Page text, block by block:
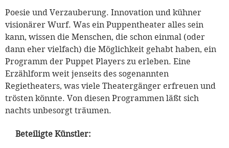
Poesie und Verzauberung. Innovation und kühner
visionärer Wurf. Was ein Puppentheater alles sein
kann, wissen die Menschen, die schon einmal (oder
dann eher vielfach) die Möglichkeit gehabt haben, ein
Programm der Puppet Players zu erleben. Eine
Erzählform weit jenseits des sogenannten
Regietheaters, was viele Theatergänger erfreuen und
trösten könnte. Von diesen Programmen läßt sich
nachts unbesorgt träumen.
Beteiligte Künstler: